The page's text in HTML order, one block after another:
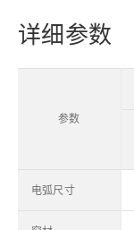
详细参数
参数
电弧尺寸